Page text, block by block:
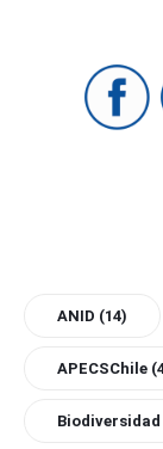
ANID (14)
APECSChile
Biodiversidad